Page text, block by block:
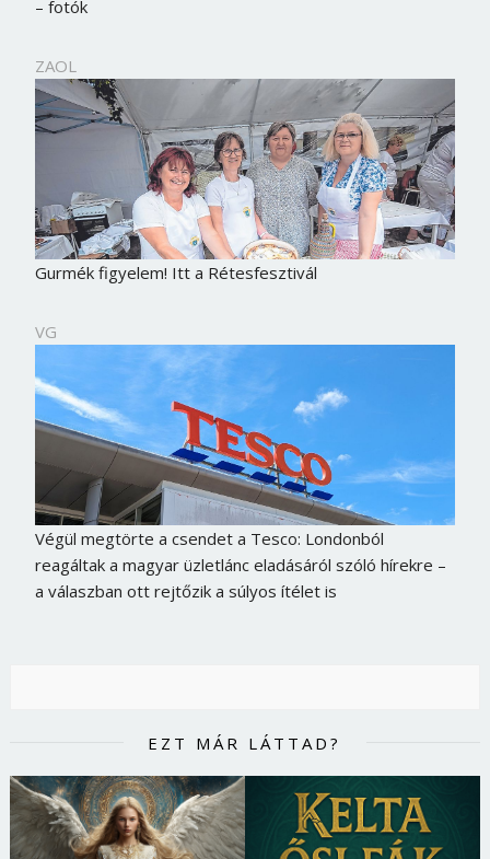
– fotók
ZAOL
Gurmék figyelem! Itt a Rétesfesztivál
VG
Végül megtörte a csendet a Tesco: Londonból
reagáltak a magyar üzletlánc eladásáról szóló hírekre –
a válaszban ott rejtőzik a súlyos ítélet is
EZT MÁR LÁTTAD?